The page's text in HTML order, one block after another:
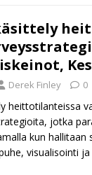
Derek Finley 0
heittotilanteissa
jotka
kun hallitaan
visualisointi